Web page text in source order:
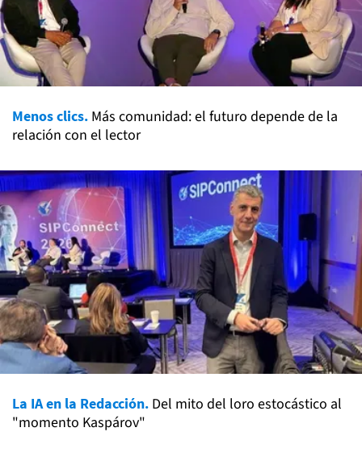
Menos clics. Más comunidad: el futuro depende de la
relación con el lector
La IA en la Redacción. Del mito del loro estocástico al
"momento Kaspárov"